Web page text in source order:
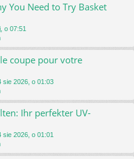
You Need to Try Basket
o 07:51
coupe pour votre
sie 2026, o 01:03
Ihr perfekter UV-
sie 2026, o 01:01